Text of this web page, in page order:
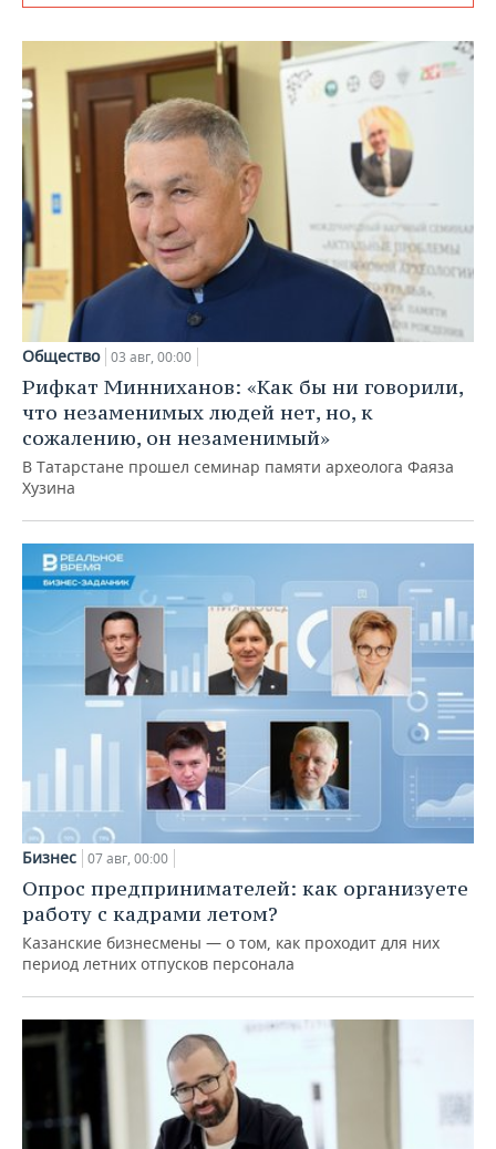
Общество 03 авг, 00:00
Рифкат Минниханов: «Как бы ни говорили,
что незаменимых людей нет, но, к
сожалению, он незаменимый»
В Татарстане прошел семинар памяти археолога Фаяза
Хузина
Бизнес 07 авг, 00:00
Опрос предпринимателей: как организуете
работу с кадрами летом?
Казанские бизнесмены — о том, как проходит для них
период летних отпусков персонала